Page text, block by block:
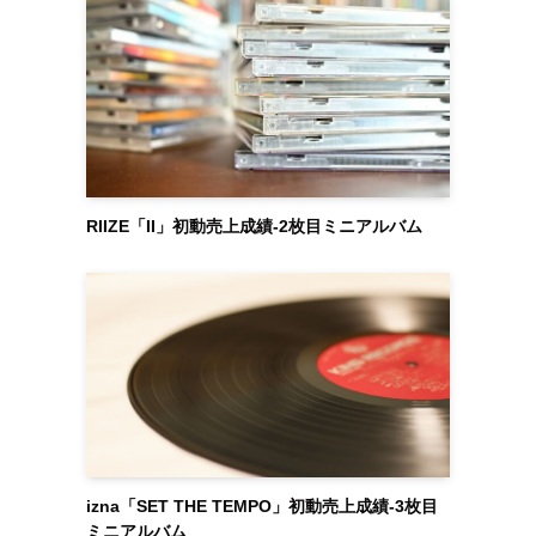
RIIZE「II」初動売上成績-2枚目ミニアルバム
izna「SET THE TEMPO」初動売上成績-3枚目
ミニアルバム